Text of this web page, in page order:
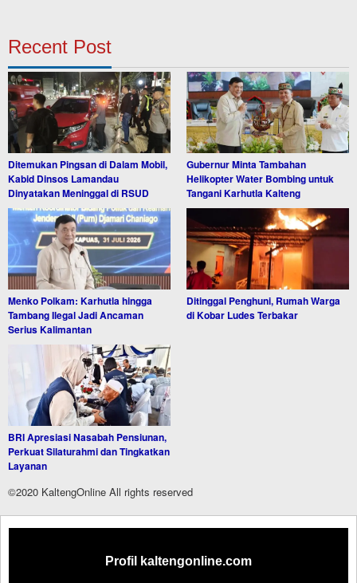
Recent Post
Ditemukan Pingsan di Dalam Mobil,
Kabid Dinsos Lamandau
Dinyatakan Meninggal di RSUD
Gubernur Minta Tambahan
Helikopter Water Bombing untuk
Tangani Karhutla Kalteng
Menko Polkam: Karhutla hingga
Tambang Ilegal Jadi Ancaman
Serius Kalimantan
Ditinggal Penghuni, Rumah Warga
di Kobar Ludes Terbakar
BRI Apresiasi Nasabah Pensiunan,
Perkuat Silaturahmi dan Tingkatkan
Layanan
©2020 KaltengOnline All rights reserved
Profil kaltengonline.com